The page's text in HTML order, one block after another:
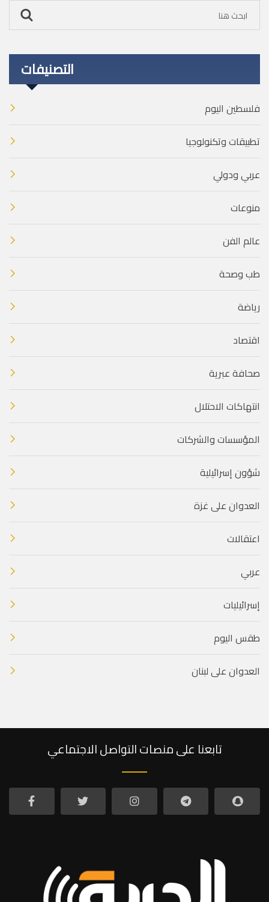
التصنيفات
فلسطين اليوم
تطبيقات وتكنولوجيا
عربي ودولي
منوعات
عالم الفن
طب وصحة
رياضة
اقتصاد
صحافة عبرية
انتهاكات الاحتلال
المؤسسات والشركات
شؤون إسرائيلية
العدوان على غزة
اعتقالات
عربي
إسرائيليات
طقس اليوم
العدوان على لبنان
تابعنا على منصات التواصل الاجتماعي